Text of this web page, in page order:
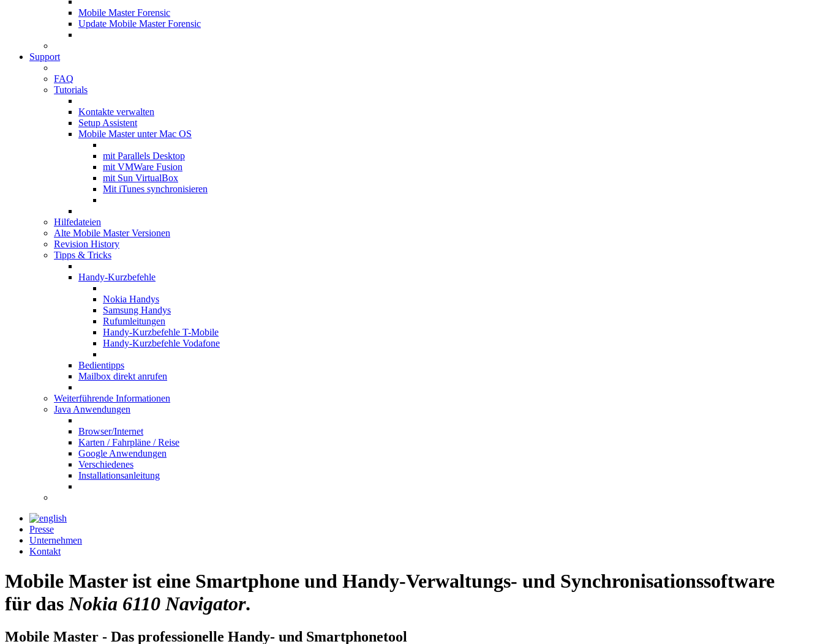
Mobile Master Forensic
Update Mobile Master Forensic
Support
FAQ
Tutorials
Kontakte verwalten
Setup Assistent
Mobile Master unter Mac OS
mit Parallels Desktop
mit VMWare Fusion
mit Sun VirtualBox
Mit iTunes synchronisieren
Hilfedateien
Alte Mobile Master Versionen
Revision History
Tipps & Tricks
Handy-Kurzbefehle
Nokia Handys
Samsung Handys
Rufumleitungen
Handy-Kurzbefehle T-Mobile
Handy-Kurzbefehle Vodafone
Bedientipps
Mailbox direkt anrufen
Weiterführende Informationen
Java Anwendungen
Browser/Internet
Karten / Fahrpläne / Reise
Google Anwendungen
Verschiedenes
Installationsanleitung
Presse
Unternehmen
Kontakt
Mobile Master ist eine Smartphone und Handy-Verwaltungs- und Synchronisationssoftware
für dasNokia 6110 Navigator.
Mobile Master - Das professionelle Handy- und Smartphonetool